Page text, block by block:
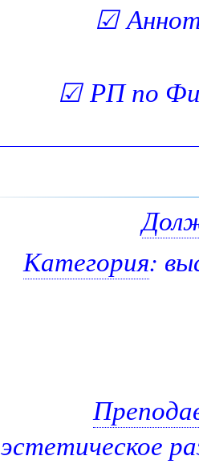
☑
☑РП по
Категория:
эстетическое